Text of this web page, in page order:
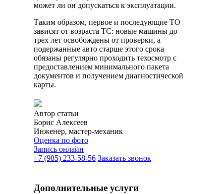
может ли он допускаться к эксплуатации.
Таким образом, первое и последующие ТО
зависят от возраста ТС: новые машины до
трех лет освобождены от проверки, а
подержанные авто старше этого срока
обязаны регулярно проходить техосмотр с
предоставлением минимального пакета
документов и получением диагностической
карты.
Автор статьи
Борис Алексеев
Инженер, мастер-механик
Оценка по фото
Запись онлайн
+7 (985) 233-58-56 Заказать звонок
Дополнительные услуги